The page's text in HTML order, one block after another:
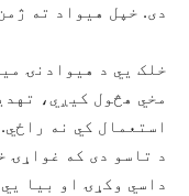
دی. خپل هيواد ته
خلک يي د هيوادنۍ
مخي هڅول کيږي،
استعمال کي نه
د تاسو دی که غواړۍ
داسي وکړۍ او بيا